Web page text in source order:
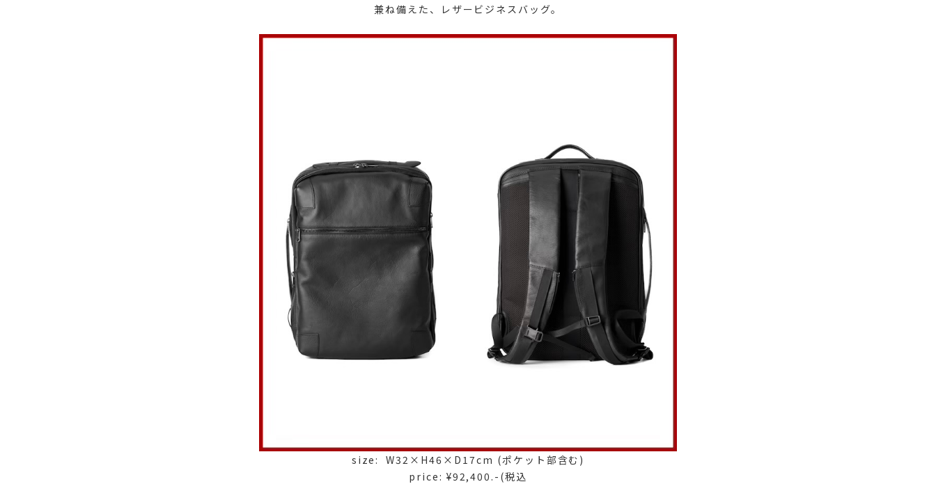
兼ね備えた、レザービジネスバッグ。
size: W32×H46×D17cm (ポケット部含む)
price: ¥92,400.-(税込